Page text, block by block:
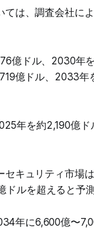
は、調査会社に
ドル、2030年を
億ドル、2033年
年を約2,190億
セキュリティ市場
ルを超えると予測
年に6,600億〜